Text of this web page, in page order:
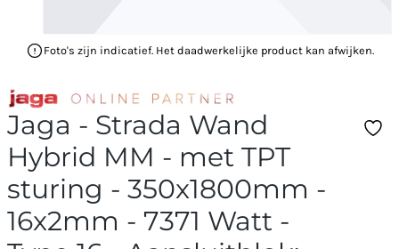
Foto's zijn indicatief. Het daadwerkelijke product kan afwijken.
Jaga - Strada Wand
Hybrid MM - met TPT
sturing - 350x1800mm -
16x2mm - 7371 Watt -